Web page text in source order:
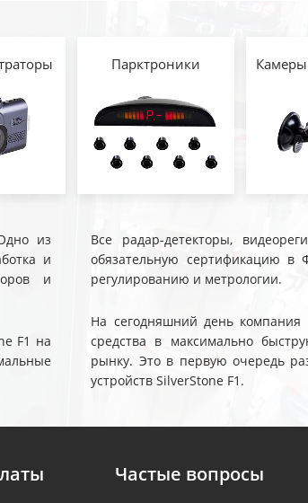
Парктроники
из
и
и
F1 на
Все радар-детекторы,
обязательную сертификацию в
регулированию и метрологии.
На сегодняшний день компания
средства в максимально
рынку. Это в первую очередь
устройств SilverStone F1.
Частые вопросы